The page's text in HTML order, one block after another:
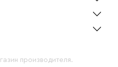
производителя.